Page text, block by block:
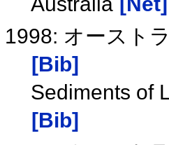
1998: オースト
[Bib]
Sediments of
[Bib]